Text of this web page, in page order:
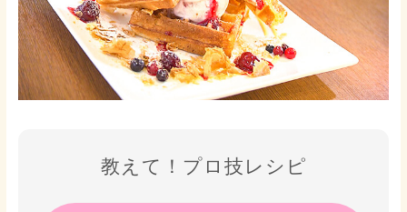
教えて！プロ技レシピ